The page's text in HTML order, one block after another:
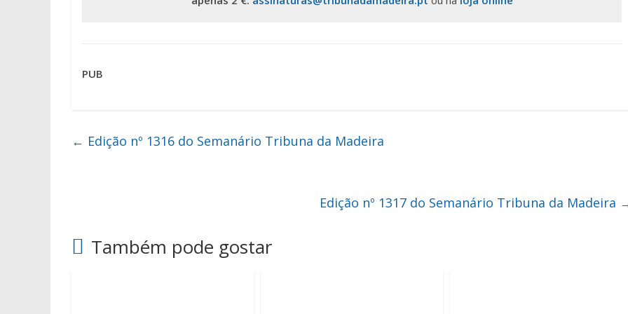
PUB
← Edição nº 1316 do Semanário Tribuna da Madeira
Edição nº 1317 do Semanário Tribuna da Madeira
Também pode gostar